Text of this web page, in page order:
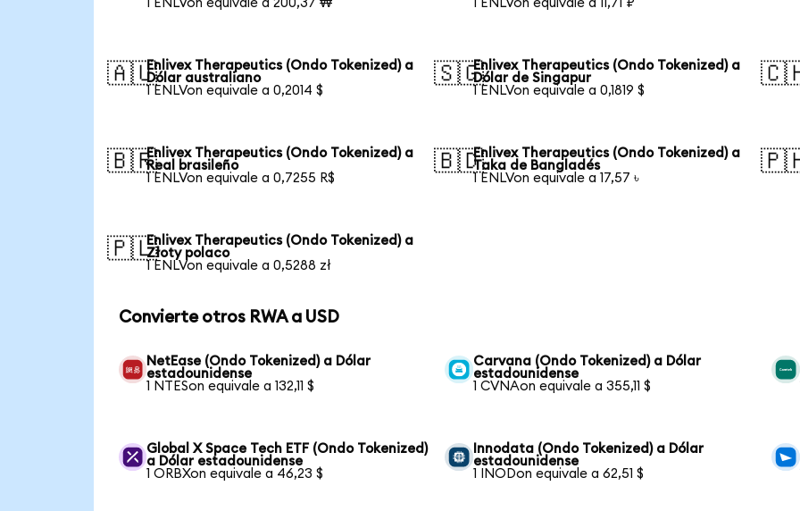
1 ENLVon equivale a 200,37 ₩
1 ENLVon equivale a 11,71 ₽
🇦🇺Enlivex Therapeutics (Ondo Tokenized) a
Dólar australiano
1 ENLVon equivale a 0,2014 $
🇸🇬Enlivex Therapeutics (Ondo Tokenized) a
Dólar de Singapur
1 ENLVon equivale a 0,1819 $
🇧🇷Enlivex Therapeutics (Ondo Tokenized) a
Real brasileño
1 ENLVon equivale a 0,7255 R$
🇧🇩Enlivex Therapeutics (Ondo Tokenized) a
Taka de Bangladés
1 ENLVon equivale a 17,57 ৳
🇵🇱Enlivex Therapeutics (Ondo Tokenized) a
Złoty polaco
1 ENLVon equivale a 0,5288 zł
Convierte otros RWA a USD
NetEase (Ondo Tokenized) a Dólar
estadounidense
1 NTESon equivale a 132,11 $
Carvana (Ondo Tokenized) a Dólar
estadounidense
1 CVNAon equivale a 355,11 $
Global X Space Tech ETF (Ondo Tokenized)
a Dólar estadounidense
1 ORBXon equivale a 46,23 $
Innodata (Ondo Tokenized) a Dólar
estadounidense
1 INODon equivale a 62,51 $